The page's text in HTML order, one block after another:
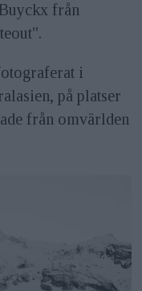
från
i
på platser
från omvärlden